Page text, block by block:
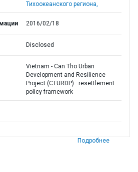
Тихоокеанского региона,
2016/02/18
Disclosed
Vietnam - Can Tho Urban
Development and Resilience
Project (CTURDP) : resettlement
policy framework
Подробнее